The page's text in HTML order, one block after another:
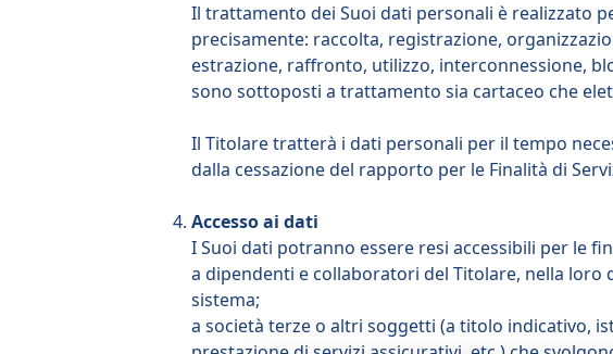
Il trattamento dei Suoi dati personali è realizzato
precisamente: raccolta, registrazione,
estrazione, raffronto, utilizzo, interconnessione,
sono sottoposti a trattamento sia cartaceo che
Il Titolare tratterà i dati personali per il tempo
dalla cessazione del rapporto per le Finalità di
Accesso ai dati
I Suoi dati potranno essere resi accessibili per le
a dipendenti e collaboratori del Titolare, nella
sistema;
a società terze o altri soggetti (a titolo indicativo,